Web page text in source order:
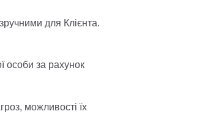
для Клієнта.
особи за рахунок
можливості їх